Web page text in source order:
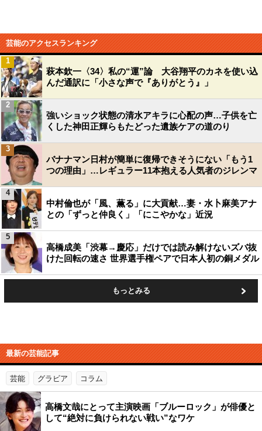
芸能のアクセスランキング
萩本欽一〈34〉私の“運”論 大谷翔平のカネを使い込
んだ通訳に「小さな声で『ありがとう』」
1
強いショック状態の清水アキラに心配の声…子供を亡
くした神田正輝らもたどった遺族ケアの道のり
2
バナナマン日村が簡単に復帰できそうにない「もう1
つの理由」…レギュラー11本抱える人気者のジレンマ
3
中村倫也が「風、薫る」に大貢献…妻・水卜麻美アナ
との「ずっと仲良く」「にこやかな」近況
4
高橋成美「渋幕→慶応」だけでは読み解けないズバ抜
けた回転の速さ 世界選手権ペアで日本人初の銅メダル
5
もっとみる
最新の芸能記事
芸能 グラビア コラム
高橋文哉にとって主演映画「ブルーロック」が俳優と
して“絶対に負けられない戦い”なワケ